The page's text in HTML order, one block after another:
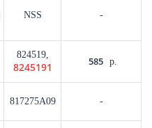
NSS -
824519,
8245191 585 р.
817275A09 -